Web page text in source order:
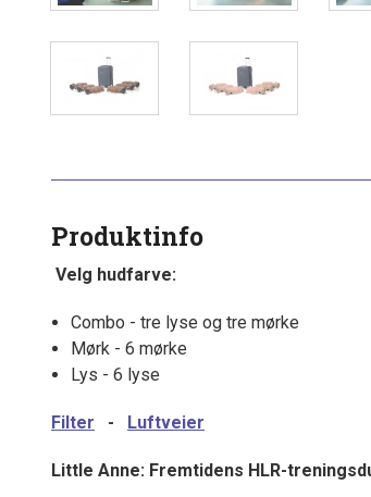
Produktinfo
Velg hudfarve:
Combo - tre lyse og tre mørke
Mørk - 6 mørke
Lys - 6 lyse
Filter - Luftveier
Little Anne: Fremtidens HLR-